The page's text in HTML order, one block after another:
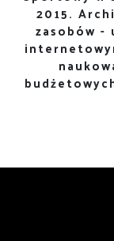
2015.
zasobów -